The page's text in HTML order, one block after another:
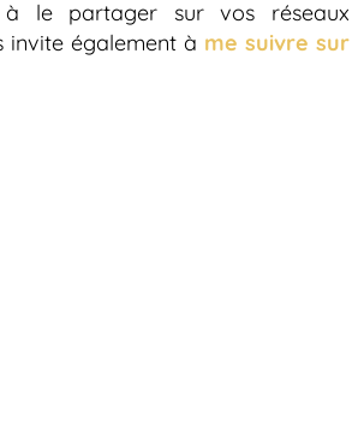
le partager sur vos réseaux
invite également à me suivre sur